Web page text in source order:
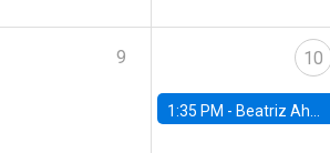
9 10
1:35 PM - Beatriz Ahumada, PhD candidate, Universidad de Pittsburgh